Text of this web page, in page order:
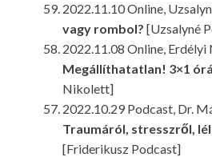
2022.11.10 Online,
vagy rombol? [Uzsalyné
2022.11.08 Online,
Megállíthatatlan! 3×1
Nikolett]
2022.10.29 Podcast, Dr.
Traumáról, stresszről,
[Friderikusz Podcast]